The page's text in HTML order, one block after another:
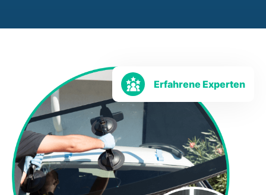
Erfahrene Experten